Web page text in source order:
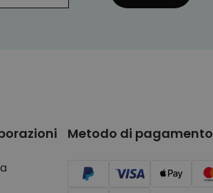
Metodo di pagamento